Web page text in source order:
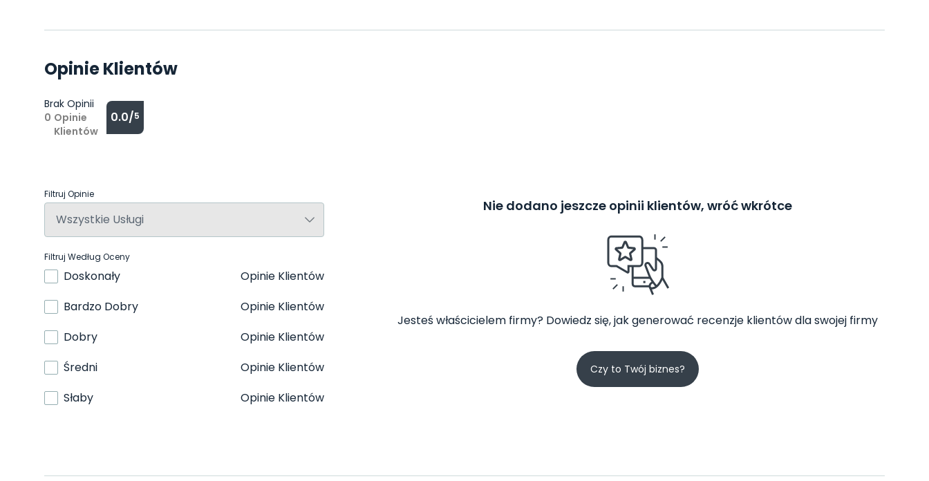
Opinie Klientów
Brak Opinii
0 Opinie
Klientów
0.0/5
Filtruj Opinie
Filtruj Według Oceny
Doskonały
Opinie Klientów
Bardzo Dobry
Opinie Klientów
Dobry
Opinie Klientów
Średni
Opinie Klientów
Słaby
Opinie Klientów
Nie dodano jeszcze opinii klientów, wróć wkrótce
Jesteś właścicielem firmy? Dowiedz się, jak generować recenzje klientów dla swojej firmy
Czy to Twój biznes?